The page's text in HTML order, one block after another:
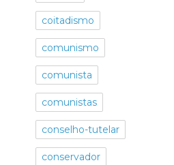
coitadismo
comunismo
comunista
comunistas
conselho-tutelar
conservador